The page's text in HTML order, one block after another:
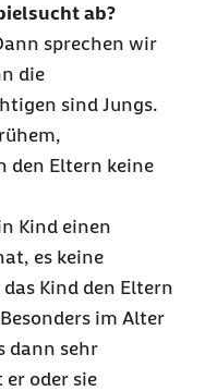
ab?
sprechen wir
die
sind Jungs.
den Eltern keine
Kind einen
es keine
Kind den Eltern
im Alter
dann sehr
oder sie